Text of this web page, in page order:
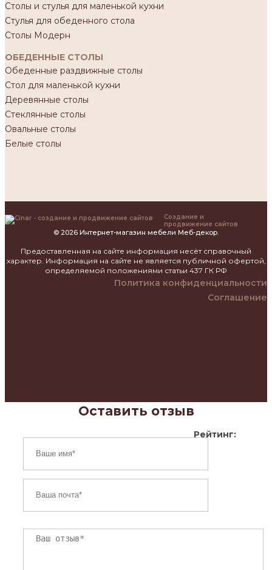
Столы и стулья для маленькой кухни
Стулья для обеденного стола
Столы Модерн
ОБЕДЕННЫЕ СТОЛЫ
Обеденные раздвижные столы
Стол для маленькой кухни
Деревянные столы
Стеклянные столы
Овальные столы
Белые столы
Создание и
продвижение сайтов
© 2026 Интернет-магазин мебели Меб-декор.
Предоставленная на сайте информация несёт справочный
характер. Информация на сайте не является публичной офертой,
определяемой положениями статьи 437 ГК РФ
Политика конфиденциальности
Соглашение
Оставить отзыв
Рейтинг: